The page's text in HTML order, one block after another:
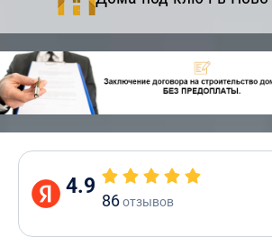
4.9
86отзывов